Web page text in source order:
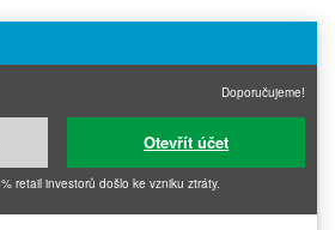
Doporučujeme!
Otevřít účet
retail investorů došlo ke vzniku ztráty.